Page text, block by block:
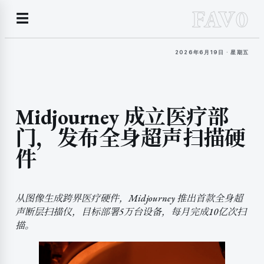
☰ FAV0
2026年6月19日 · 星期五
Midjourney 成立医疗部
门，发布全身超声扫描硬
件
从图像生成跨界医疗硬件，Midjourney 推出首款全身超
声断层扫描仪，目标部署5万台设备，每月完成10亿次扫
描。